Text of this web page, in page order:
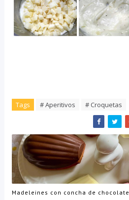
Tags # Aperitivos # Croquetas
Madeleines con concha de chocolate